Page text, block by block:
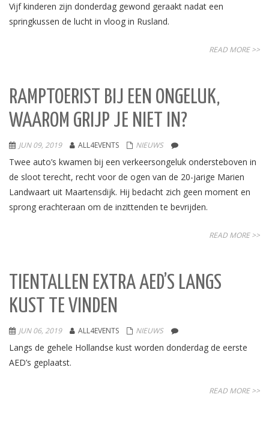
Vijf kinderen zijn donderdag gewond geraakt nadat een
springkussen de lucht in vloog in Rusland.
READ MORE >>
RAMPTOERIST BIJ EEN ONGELUK,
WAAROM GRIJP JE NIET IN?
JUN 09, 2019 ALL4EVENTS NIEUWS
Twee auto’s kwamen bij een verkeersongeluk ondersteboven in
de sloot terecht, recht voor de ogen van de 20-jarige Marien
Landwaart uit Maartensdijk. Hij bedacht zich geen moment en
sprong erachteraan om de inzittenden te bevrijden.
READ MORE >>
TIENTALLEN EXTRA AED’S LANGS
KUST TE VINDEN
JUN 06, 2019 ALL4EVENTS NIEUWS
Langs de gehele Hollandse kust worden donderdag de eerste
AED’s geplaatst.
READ MORE >>